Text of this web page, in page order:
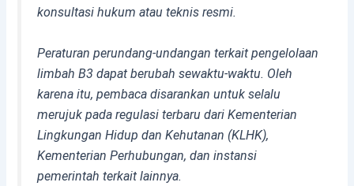
konsultasi hukum atau teknis resmi.
Peraturan perundang-undangan terkait pengelolaan
limbah B3 dapat berubah sewaktu-waktu. Oleh
karena itu, pembaca disarankan untuk selalu
merujuk pada regulasi terbaru dari Kementerian
Lingkungan Hidup dan Kehutanan (KLHK),
Kementerian Perhubungan, dan instansi
pemerintah terkait lainnya.